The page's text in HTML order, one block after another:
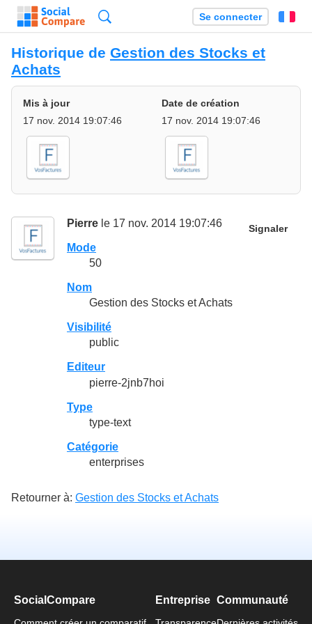
Se connecter
Historique de Gestion des Stocks et
Achats
Mis à jour
17 nov. 2014 19:07:46
Date de création
17 nov. 2014 19:07:46
Pierre le 17 nov. 2014 19:07:46 Signaler
Mode
50
Nom
Gestion des Stocks et Achats
Visibilité
public
Editeur
pierre-2jnb7hoi
Type
type-text
Catégorie
enterprises
Retourner à: Gestion des Stocks et Achats
SocialCompare Entreprise Communauté